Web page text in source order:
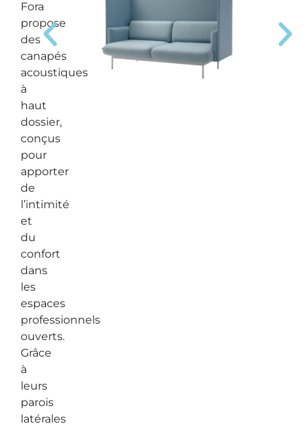
Fora
propose
des
canapés
acoustiques
à
haut
dossier,
conçus
pour
apporter
de
l’intimité
et
du
confort
dans
les
espaces
professionnels
ouverts.
Grâce
à
leurs
parois
latérales